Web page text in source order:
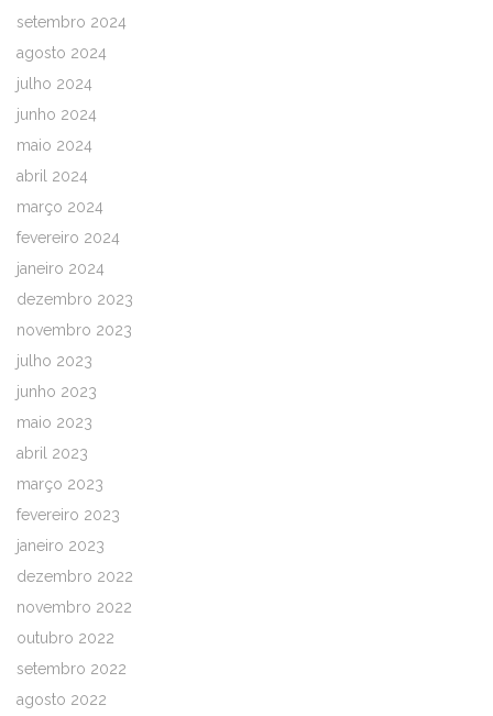
setembro 2024
agosto 2024
julho 2024
junho 2024
maio 2024
abril 2024
março 2024
fevereiro 2024
janeiro 2024
dezembro 2023
novembro 2023
julho 2023
junho 2023
maio 2023
abril 2023
março 2023
fevereiro 2023
janeiro 2023
dezembro 2022
novembro 2022
outubro 2022
setembro 2022
agosto 2022